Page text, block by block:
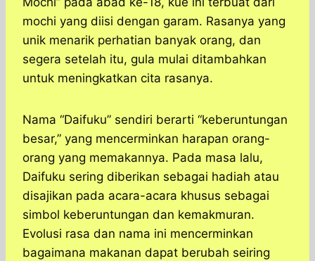
mochi yang diisi dengan garam. Rasanya yang
unik menarik perhatian banyak orang, dan
segera setelah itu, gula mulai ditambahkan
untuk meningkatkan cita rasanya.
Nama “Daifuku” sendiri berarti “keberuntungan
besar,” yang mencerminkan harapan orang-
orang yang memakannya. Pada masa lalu,
Daifuku sering diberikan sebagai hadiah atau
disajikan pada acara-acara khusus sebagai
simbol keberuntungan dan kemakmuran.
Evolusi rasa dan nama ini mencerminkan
bagaimana makanan dapat berubah seiring